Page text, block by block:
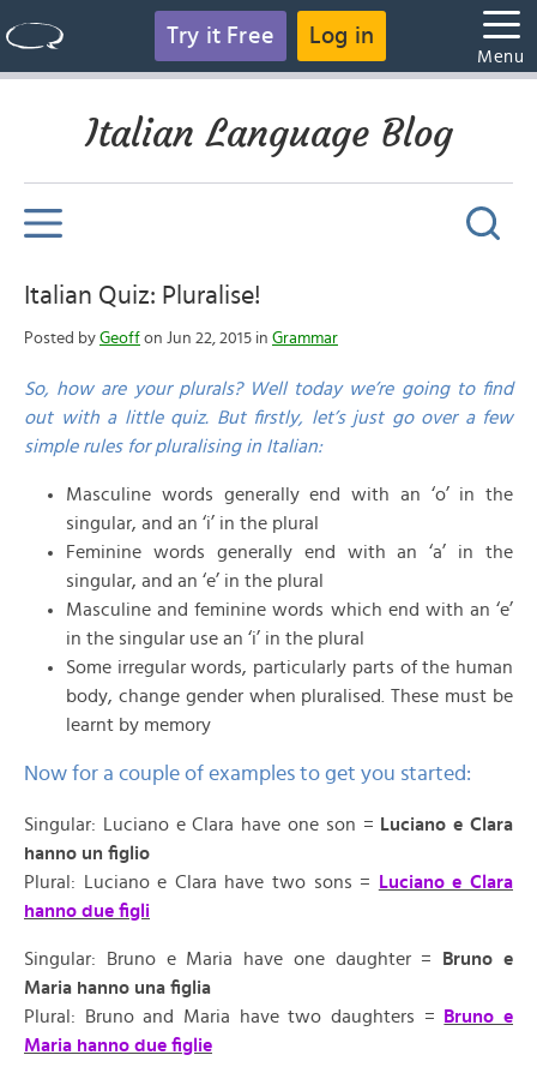
Try it Free Log in
Menu
Italian Language Blog
Italian Quiz: Pluralise!
Posted by Geoff on Jun 22, 2015 in Grammar
So, how are your plurals? Well today we’re going to find
out with a little quiz. But firstly, let’s just go over a few
simple rules for pluralising in Italian:
Masculine words generally end with an ‘o’ in the
singular, and an ‘i’ in the plural
Feminine words generally end with an ‘a’ in the
singular, and an ‘e’ in the plural
Masculine and feminine words which end with an ‘e’
in the singular use an ‘i’ in the plural
Some irregular words, particularly parts of the human
body, change gender when pluralised. These must be
learnt by memory
Now for a couple of examples to get you started:
Singular: Luciano e Clara have one son = Luciano e Clara
hanno un figlio
Plural: Luciano e Clara have two sons =
Luciano e Clara
hanno due figli
Singular: Bruno e Maria have one daughter =
Bruno e
Maria hanno una figlia
Plural: Bruno and Maria have two daughters =
Bruno e
Maria hanno due figlie